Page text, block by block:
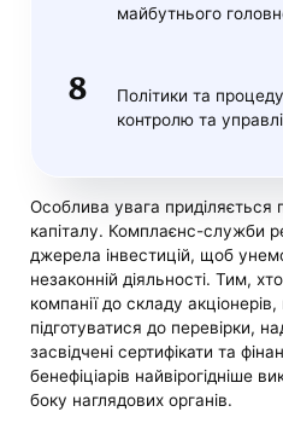
майбутнього
Політики та
контролю та
Особлива увага
капіталу. Комплаєнс-служби
джерела інвестицій, щоб
незаконній діяльності. Тим,
компанії до складу
підготуватися до перевірки,
засвідчені сертифікати та
бенефіціарів найвірогідніше
боку наглядових органів.